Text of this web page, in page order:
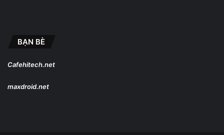
BẠN BÈ
Cafehitech.net
maxdroid.net